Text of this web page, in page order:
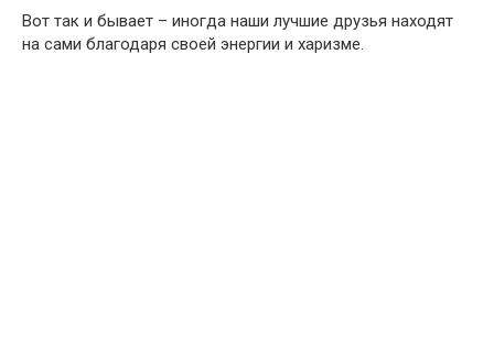
Вот так и бывает – иногда наши лучшие друзья находят
на сами благодаря своей энергии и харизме.